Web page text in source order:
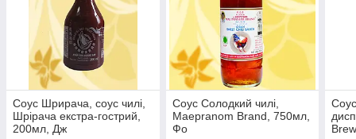
Соус Шрирача, соус чилі,
Шрірача екстра-гострий,
200мл, Дж
Соус Солодкий чилі,
Maepranom Brand, 750мл,
Фо